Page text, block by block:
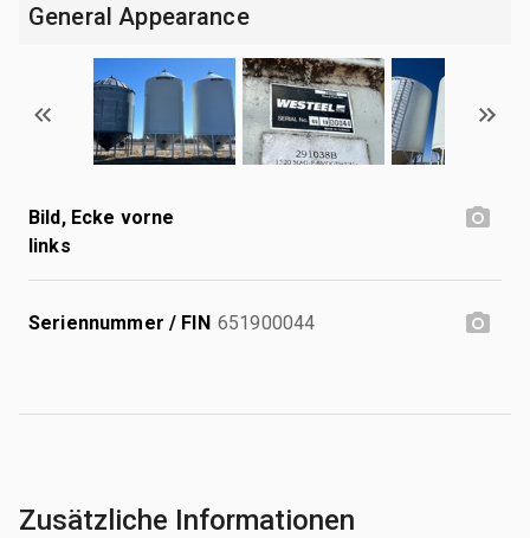
General Appearance
Bild, Ecke vorne
links
Seriennummer / FIN 651900044
Zusätzliche Informationen